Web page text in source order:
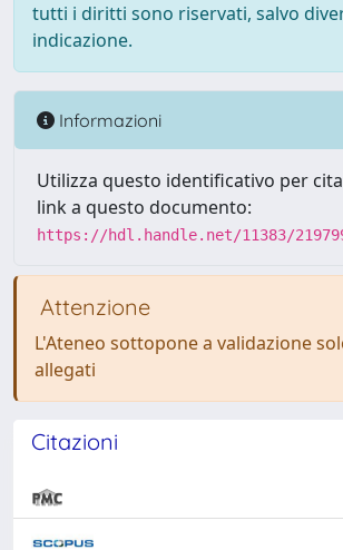
tutti i diritti sono riservati, salvo
indicazione.
Informazioni
Utilizza questo identificativo per
link a questo documento:
https://hdl.handle.net/11383/
Attenzione
L'Ateneo sottopone a validazione
allegati
Citazioni